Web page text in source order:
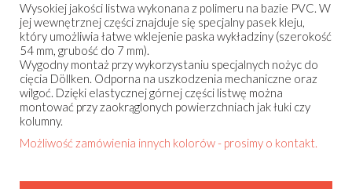
Wysokiej jakości listwa wykonana z polimeru na bazie PVC. W
jej wewnętrznej części znajduje się specjalny pasek kleju,
który umożliwia łatwe wklejenie paska wykładziny (szerokość
54 mm, grubość do 7 mm).
Wygodny montaż przy wykorzystaniu specjalnych nożyc do
cięcia Döllken. Odporna na uszkodzenia mechaniczne oraz
wilgoć. Dzięki elastycznej górnej części listwę można
montować przy zaokrąglonych powierzchniach jak łuki czy
kolumny.
Możliwość zamówienia innych kolorów - prosimy o kontakt.